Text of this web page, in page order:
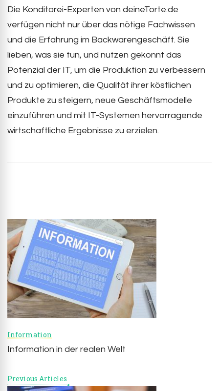
Die Konditorei-Experten von deineTorte.de
verfügen nicht nur über das nötige Fachwissen
und die Erfahrung im Backwarengeschäft. Sie
lieben, was sie tun, und nutzen gekonnt das
Potenzial der IT, um die Produktion zu verbessern
und zu optimieren, die Qualität ihrer köstlichen
Produkte zu steigern, neue Geschäftsmodelle
einzuführen und mit IT-Systemen hervorragende
wirtschaftliche Ergebnisse zu erzielen.
Post
Navigation
Information
Information in der realen Welt
Previous Articles